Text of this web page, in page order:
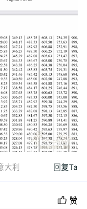
大利 回复Ta
赞